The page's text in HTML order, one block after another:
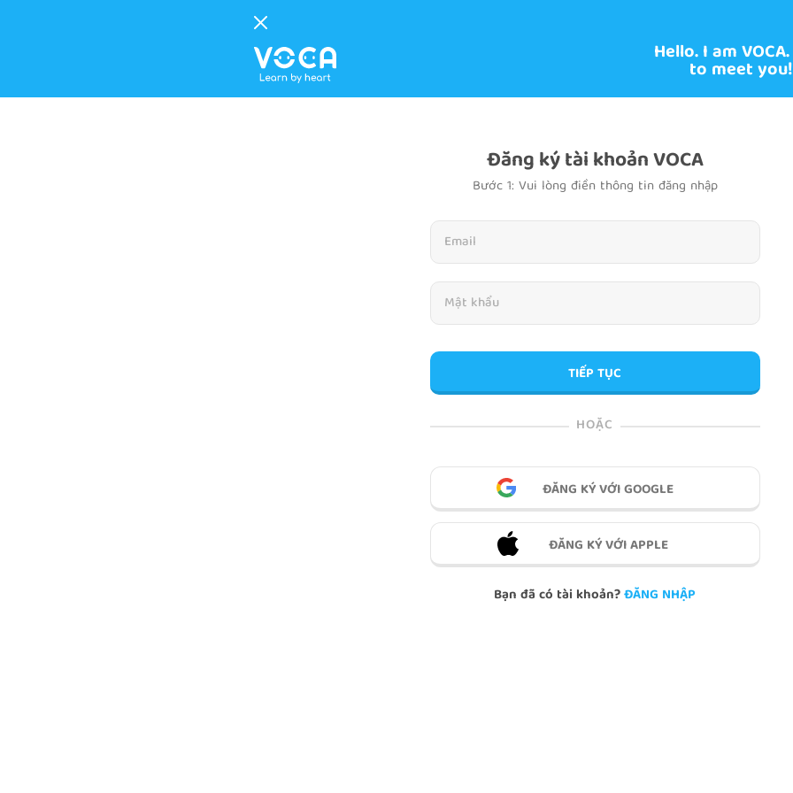
Hello. I am
to meet you!
Đăng ký tài khoản VOCA
Bước 1: Vui lòng điền thông tin đăng nhập
TIẾP TỤC
HOẶC
ĐĂNG KÝ VỚI GOOGLE
ĐĂNG KÝ VỚI APPLE
Bạn đã có tài khoản?ĐĂNG NHẬP